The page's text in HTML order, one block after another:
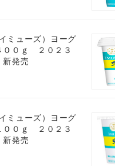
ミューズ）ヨーグ
００ｇ ２０２３
新発売
ミューズ）ヨーグ
００ｇ ２０２３
新発売